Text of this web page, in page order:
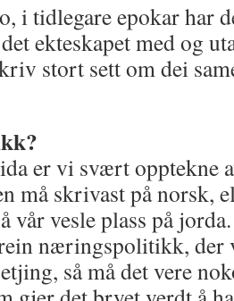
i tidlegare epokar har
ekteskapet med og
stort sett om dei
er vi svært opptekne
må skrivast på norsk,
vår vesle plass på
næringspolitikk, der
så må det vere